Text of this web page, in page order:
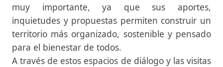
muy importante, ya que sus aportes,
inquietudes y propuestas permiten construir un
territorio más organizado, sostenible y pensado
para el bienestar de todos.
A través de estos espacios de diálogo y las visitas